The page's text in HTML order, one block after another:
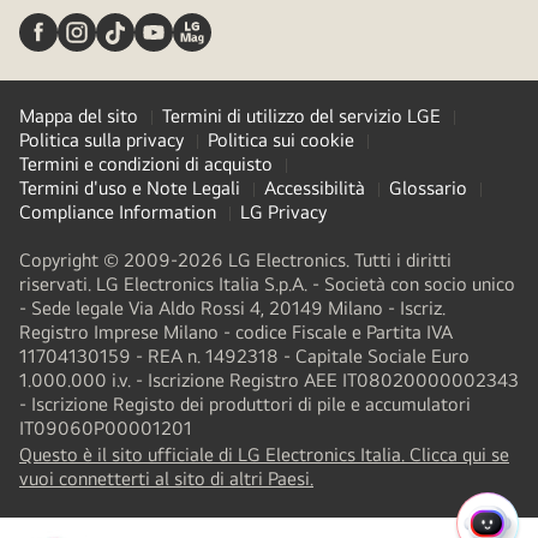
Mappa del sito
Termini di utilizzo del servizio LGE
Politica sulla privacy
Politica sui cookie
Termini e condizioni di acquisto
Termini d'uso e Note Legali
Accessibilità
Glossario
Compliance Information
LG Privacy
Copyright © 2009-2026 LG Electronics. Tutti i diritti
riservati. LG Electronics Italia S.p.A. - Società con socio unico
- Sede legale Via Aldo Rossi 4, 20149 Milano - Iscriz.
Registro Imprese Milano - codice Fiscale e Partita IVA
11704130159 - REA n. 1492318 - Capitale Sociale Euro
1.000.000 i.v. - Iscrizione Registro AEE IT08020000002343​
- Iscrizione Registo dei produttori di pile e accumulatori
IT09060P00001201
Questo è il sito ufficiale di LG Electronics Italia. Clicca qui se
vuoi connetterti al sito di altri Paesi.
a